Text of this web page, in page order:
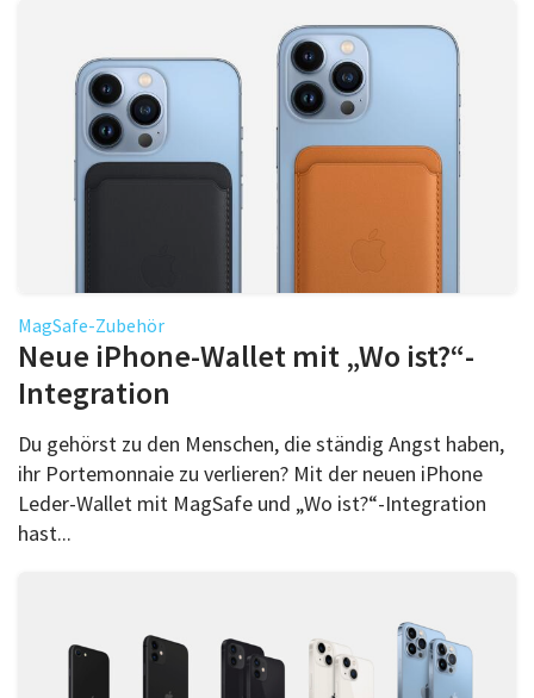
MagSafe-Zubehör
Neue iPhone-Wallet mit „Wo ist?“-
Integration
Du gehörst zu den Menschen, die ständig Angst haben,
ihr Portemonnaie zu verlieren? Mit der neuen iPhone
Leder-Wallet mit MagSafe und „Wo ist?“-Integration
hast...